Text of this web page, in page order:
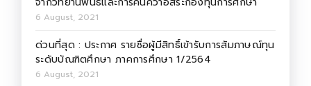
6 August, 2021
ด่วนที่สุด : ประกาศ รายชื่อผู้มีสิทธิ์เข้ารับการสัมภาษณ์ทุน
ระดับบัณฑิตศึกษา ภาคการศึกษา 1/2564
6 August, 2021